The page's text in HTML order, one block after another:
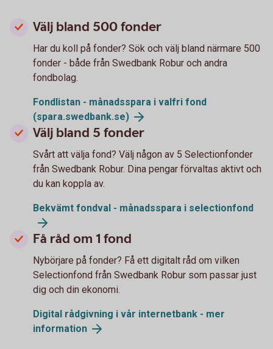
Välj bland 500 fonder
Har du koll på fonder? Sök och välj bland närmare 500
fonder - både från Swedbank Robur och andra
fondbolag.
Fondlistan - månadsspara i valfri fond
(spara.swedbank.se)
Välj bland 5 fonder
Svårt att välja fond? Välj någon av 5 Selectionfonder
från Swedbank Robur. Dina pengar förvaltas aktivt och
du kan koppla av.
Bekvämt fondval - månadsspara i selectionfond
Få råd om 1 fond
Nybörjare på fonder? Få ett digitalt råd om vilken
Selectionfond från Swedbank Robur som passar just
dig och din ekonomi.
Digital rådgivning i vår internetbank - mer
information